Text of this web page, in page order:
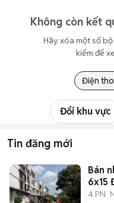
Không còn kết
Hãy xóa một số
kiếm để
Điện
Đổi khu vực
Tin đăng mới
Bán
6x15
4 PN